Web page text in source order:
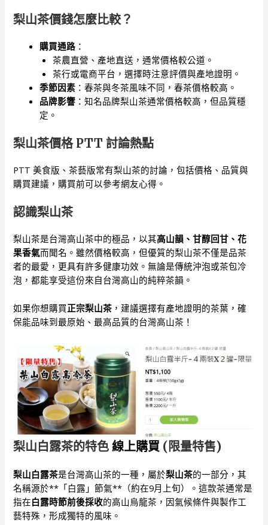
梨山茶價錢怎麼比較？
購買通路 ：
茶農直營、產地直送，通常價格較公道。
茶行或電商平台，選擇時注意評價與產地證明。
季節因素 ：春茶與冬茶風味不同，春茶價格較高。
品牌影響 ：知名品牌梨山茶通常價格較高，但品質穩
定。
梨山茶價格 PTT 討論熱點
PTT 美食版、茶藝版常有梨山茶的討論，包括價格、品質與
購買建議，購買前可以參考網友心得。
認識梨山茶
梨山茶是台灣高山茶中的極品，以其高山韻、甘醇回甘、花
果香氣而聞名。雖然價格較高，但優質的梨山茶不僅是品茶
者的最愛，更具有許多健康功效。無論是傳統沖泡或茶包冷
泡，都能享受這份來自台灣高山的純粹茶韻。
如果你想購買正宗梨山茶 ，建議選擇有產地證明的茶葉，確
保能品味到最原始、最高品質的台灣高山茶！
梨山白露茶的特色 線上購買 (限量特售)
梨山白露茶是台灣高山茶的一種，屬於梨山茶的一部分，其
名稱源於**「白露」節氣**（約在9月上旬）。這款茶通常是
指在白露時節前後採收的高山烏龍茶，因氣候條件與製作工
藝特殊，形成獨特的風味。